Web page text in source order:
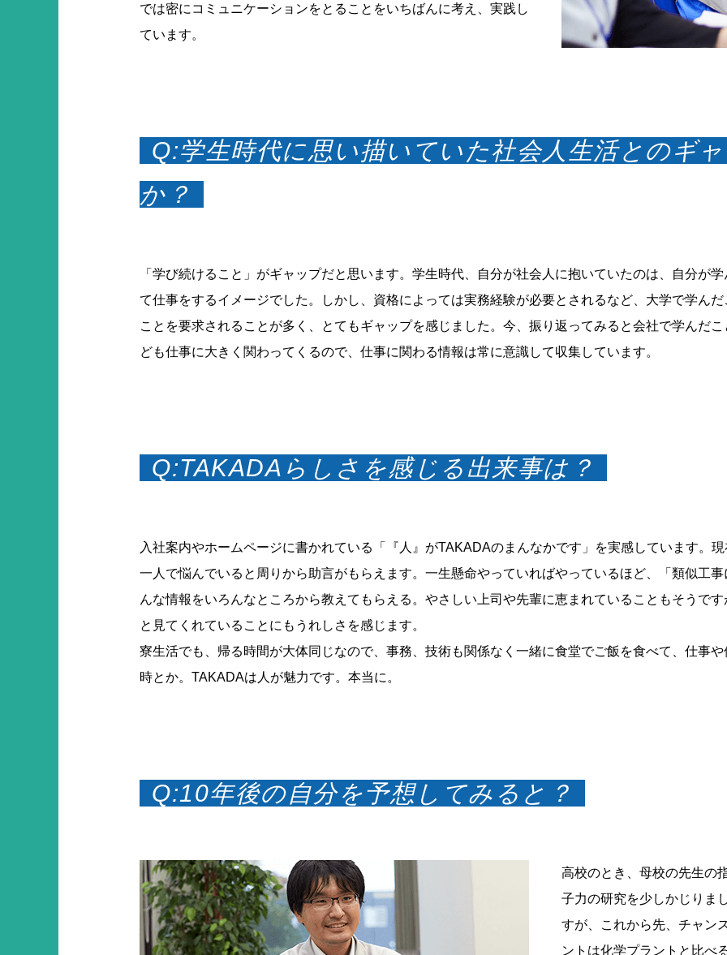
では密にコミュニケーションをとることをいちばんに考え、実践し
ています。
Q:学生時代に思い描いていた社会人生活とのギ
か？
「学び続けること」がギャップだと思います。学生時代、自分が社会人に抱いていたのは、自分が
て仕事をするイメージでした。しかし、資格によっては実務経験が必要とされるなど、大学で学ん
ことを要求されることが多く、とてもギャップを感じました。今、振り返ってみると会社で学んだ
ども仕事に大きく関わってくるので、仕事に関わる情報は常に意識して収集しています。
Q:TAKADAらしさを感じる出来事は？
入社案内やホームページに書かれている「『人』がTAKADAのまんなかです」を実感しています。
一人で悩んでいると周りから助言がもらえます。一生懸命やっていればやっているほど、「類似工
んな情報をいろんなところから教えてもらえる。やさしい上司や先輩に恵まれていることもそうで
と見てくれていることにもうれしさを感じます。
寮生活でも、帰る時間が大体同じなので、事務、技術も関係なく一緒に食堂でご飯を食べて、仕事
時とか。TAKADAは人が魅力です。本当に。
Q:10年後の自分を予想してみると？
高校のとき、母校の先生の
子力の研究を少しかじりま
すが、これから先、チャン
ントは化学プラントと比べ